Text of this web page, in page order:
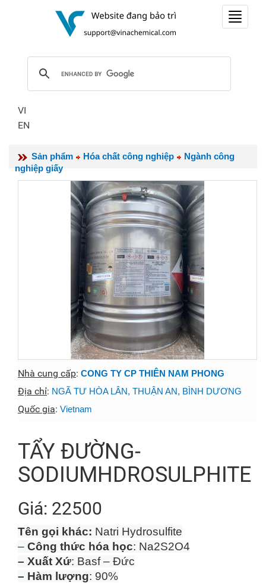
Toggle
VI
EN
Sản phẩm Hóa chất công nghiệp
Ngành công
nghiệp giấy
Nhà cung cấp: CONG TY CP THIÊN NAM PHONG
Địa chỉ: NGÃ TƯ HÒA LÂN, THUẬN AN, BÌNH DƯƠNG
Quốc gia: Vietnam
TẨY ĐƯỜNG-
SODIUMHDROSULPHITE
Giá: 22500
Tên gọi khác: Natri Hydrosulfite
– Công thức hóa học: Na2S2O4
– Xuất Xứ: Basf – Đức
– Hàm lượng: 90%